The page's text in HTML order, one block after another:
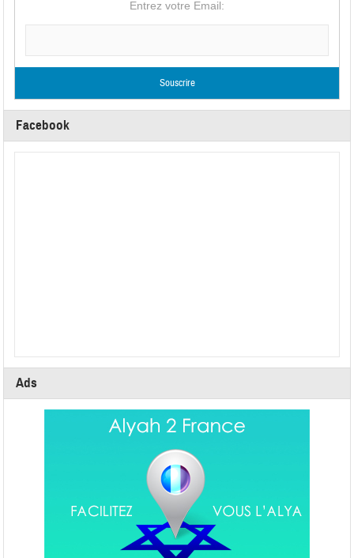
Entrez votre Email:
Facebook
Ads